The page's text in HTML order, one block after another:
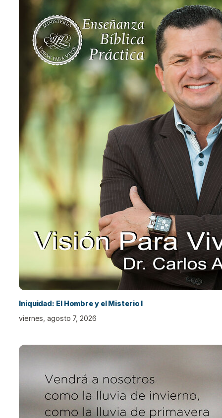
Iniquidad: El Hombre y el Misterio I
viernes, agosto 7, 2026